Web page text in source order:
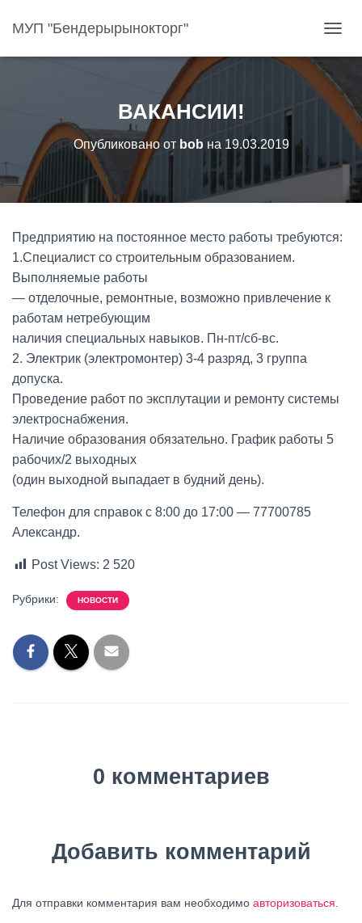
МУП "Бендерырынокторг"
Е
Е
Л
И
В
ВАКАНСИИ!
Опубликовано от bob на 19.03.2019
Предприятию на постоянное место работы требуются:
1.Специалист со строительным образованием.
Выполняемые работы
— отделочные, ремонтные, возможно привлечение к
работам нетребующим
наличия специальных навыков. Пн-пт/сб-вс.
2. Электрик (электромонтер) 3-4 разряд, 3 группа
допуска.
Проведение работ по эксплутации и ремонту системы
электроснабжения.
Наличие образования обязательно. График работы 5
рабочих/2 выходных
(один выходной выпадает в будний день).
Телефон для справок с 8:00 до 17:00 — 77700785
Александр.
Post Views: 2 520
Рубрики: НОВОСТИ
0 комментариев
Добавить комментарий
Для отправки комментария вам необходимо авторизоваться